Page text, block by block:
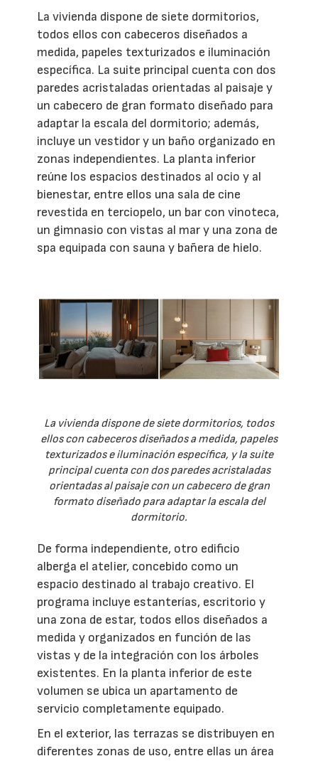
La vivienda dispone de siete dormitorios,
todos ellos con cabeceros diseñados a
medida, papeles texturizados e iluminación
específica. La suite principal cuenta con dos
paredes acristaladas orientadas al paisaje y
un cabecero de gran formato diseñado para
adaptar la escala del dormitorio; además,
incluye un vestidor y un baño organizado en
zonas independientes. La planta inferior
reúne los espacios destinados al ocio y al
bienestar, entre ellos una sala de cine
revestida en terciopelo, un bar con vinoteca,
un gimnasio con vistas al mar y una zona de
spa equipada con sauna y bañera de hielo.
La vivienda dispone de siete dormitorios, todos
ellos con cabeceros diseñados a medida, papeles
texturizados e iluminación específica, y la suite
principal cuenta con dos paredes acristaladas
orientadas al paisaje con un cabecero de gran
formato diseñado para adaptar la escala del
dormitorio.
De forma independiente, otro edificio
alberga el atelier, concebido como un
espacio destinado al trabajo creativo. El
programa incluye estanterías, escritorio y
una zona de estar, todos ellos diseñados a
medida y organizados en función de las
vistas y de la integración con los árboles
existentes. En la planta inferior de este
volumen se ubica un apartamento de
servicio completamente equipado.
En el exterior, las terrazas se distribuyen en
diferentes zonas de uso, entre ellas un área